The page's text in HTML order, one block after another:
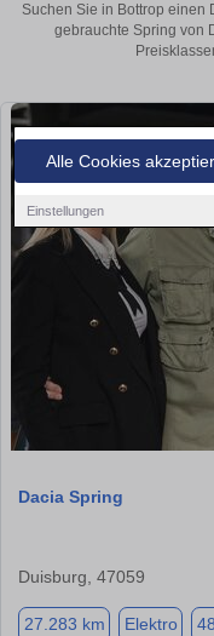
Alle Cookies
Einstellungen
Suchen Sie in Bottrop einen
gebrauchte Spring von
Dacia Spring
Duisburg, 47059
27.283 km Elektro